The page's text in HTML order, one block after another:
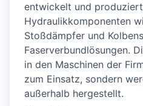
entwickelt und
Hydraulikkomponenten
Stoßdämpfer und
Faserverbundlösungen.
in den Maschinen der
zum Einsatz, sondern
außerhalb hergestellt.